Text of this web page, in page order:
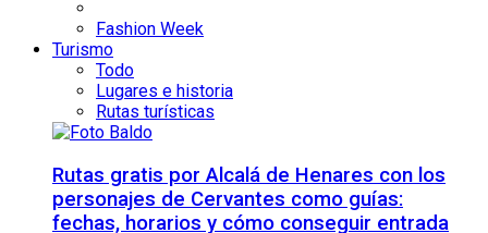
Fashion Week
Turismo
Todo
Lugares e historia
Rutas turísticas
Rutas gratis por Alcalá de Henares con los
personajes de Cervantes como guías:
fechas, horarios y cómo conseguir entrada